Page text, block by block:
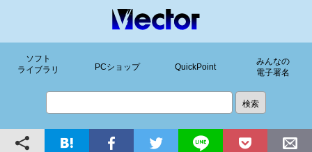
ソフト
ライブラリ
PCショップ QuickPoint
みんなの
電子署名